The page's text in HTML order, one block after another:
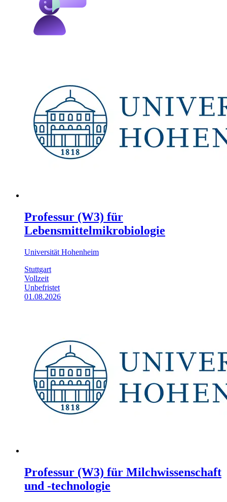
Professur (W3) für
Lebensmittelmikrobiologie
Universität Hohenheim
Stuttgart
Vollzeit
Unbefristet
01.08.2026
Professur (W3) für Milchwissenschaft
und -technologie